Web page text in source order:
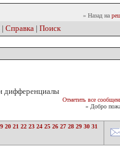
» Назад на
| Справка | Поиск
дифференциалы
Отметить все
» Добро
20 21 22 23 24 25 26 27 28 29 30 31